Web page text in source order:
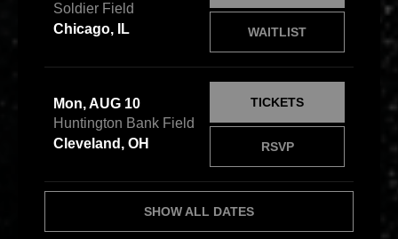
Soldier Field
Chicago, IL
WAITLIST
Mon, AUG 10
Huntington Bank Field
Cleveland, OH
RSVP
TICKETS
SHOW ALL DATES